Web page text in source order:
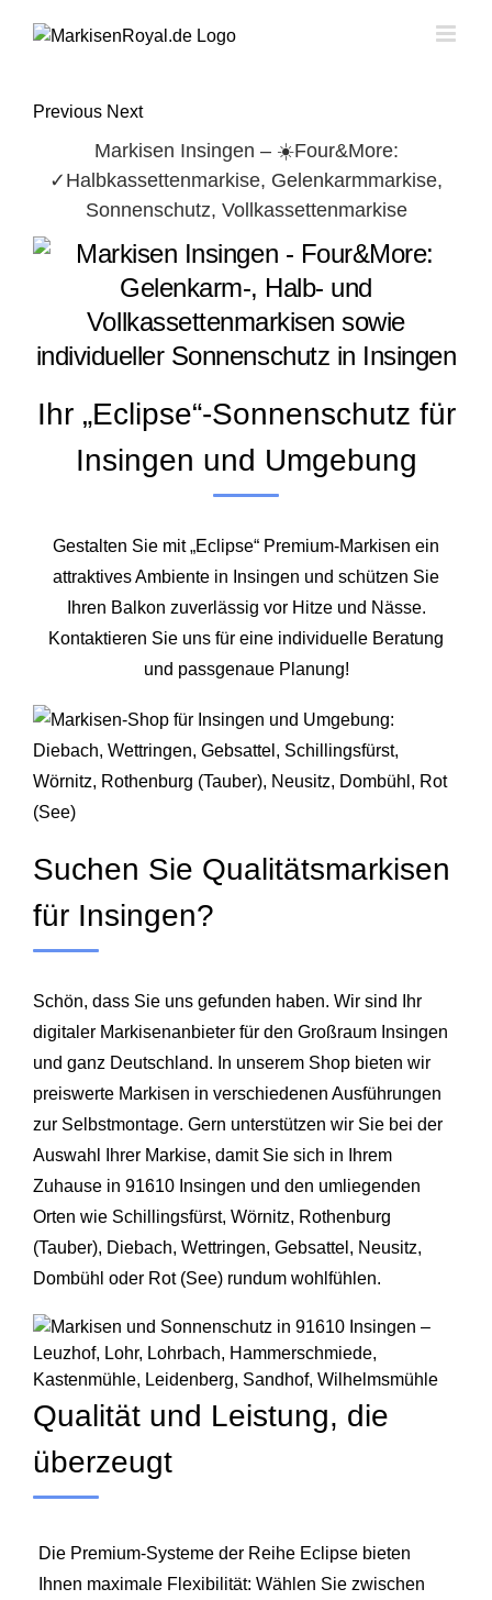
Previous Next
Markisen Insingen – ☀️Four&More:
✓Halbkassettenmarkise, Gelenkarmmarkise,
Sonnenschutz, Vollkassettenmarkise
Ihr „Eclipse“-Sonnenschutz für
Insingen und Umgebung
Gestalten Sie mit „Eclipse“ Premium-Markisen ein
attraktives Ambiente in Insingen und schützen Sie
Ihren Balkon zuverlässig vor Hitze und Nässe.
Kontaktieren Sie uns für eine individuelle Beratung
und passgenaue Planung!
Suchen Sie Qualitätsmarkisen
für Insingen?
Schön, dass Sie uns gefunden haben. Wir sind Ihr
digitaler Markisenanbieter für den Großraum Insingen
und ganz Deutschland. In unserem Shop bieten wir
preiswerte Markisen in verschiedenen Ausführungen
zur Selbstmontage. Gern unterstützen wir Sie bei der
Auswahl Ihrer Markise, damit Sie sich in Ihrem
Zuhause in 91610 Insingen und den umliegenden
Orten wie Schillingsfürst, Wörnitz, Rothenburg
(Tauber), Diebach, Wettringen, Gebsattel, Neusitz,
Dombühl oder Rot (See) rundum wohlfühlen.
Qualität und Leistung, die
überzeugt
Die Premium-Systeme der Reihe Eclipse bieten
Ihnen maximale Flexibilität: Wählen Sie zwischen